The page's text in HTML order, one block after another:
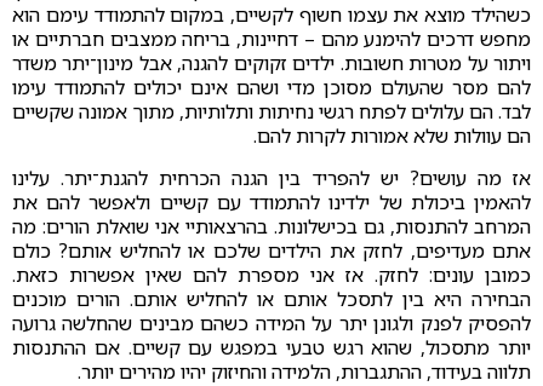
כשהילד מוצא את עצמו חשוף לקשיים, במקום להתמודד עימם הוא
מחפש דרכים להימנע מהם – דחיינות, בריחה ממצבים חברתיים או
ויתור על מטרות חשובות. ילדים זקוקים להגנה, אבל מינון־יתר משדר
להם מסר שהעולם מסוכן מדי ושהם אינם יכולים להתמודד עימו
לבד. הם עלולים לפתח רגשי נחיתות ותלותיות, מתוך אמונה שקשיים
הם עוולות שלא אמורות לקרות להם.
אז מה עושים? יש להפריד בין הגנה הכרחית להגנת־יתר. עלינו
להאמין ביכולת של ילדינו להתמודד עם קשיים ולאפשר להם את
המרחב להתנסות, גם בכישלונות. בהרצאותיי אני שואלת הורים: מה
אתם מעדיפים, לחזק את הילדים שלכם או להחליש אותם? כולם
כמובן עונים: לחזק. אז אני מספרת להם שאין אפשרות כזאת.
הבחירה היא בין לתסכל אותם או להחליש אותם. הורים מוכנים
להפסיק לפנק ולגונן יתר על המידה כשהם מבינים שהחלשה גרועה
יותר מתסכול, שהוא רגש טבעי במפגש עם קשיים. אם ההתנסות
תלווה בעידוד, ההתגברות, הלמידה והחיזוק יהיו מהירים יותר.